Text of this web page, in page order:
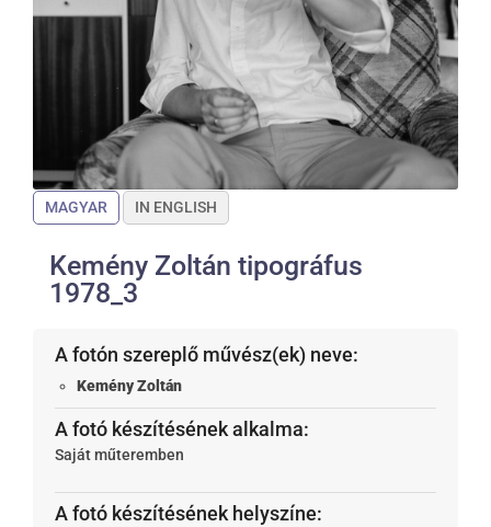
MAGYAR IN ENGLISH
Kemény Zoltán tipográfus
1978_3
A fotón szereplő művész(ek) neve:
Kemény Zoltán
A fotó készítésének alkalma:
Saját műteremben
A fotó készítésének helyszíne: